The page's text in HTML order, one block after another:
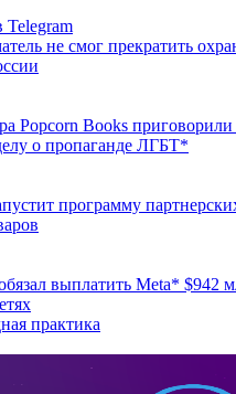
Telegram
не смог прекратить
Popcorn Books
о пропаганде ЛГБТ*
программу
выплатить Meta* $942
практика